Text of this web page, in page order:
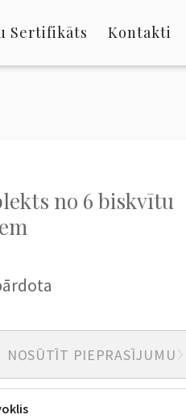
Sertifikāts Kontakti
no 6 biskvītu
NOSŪTĪT PIEPRASĪJUMU